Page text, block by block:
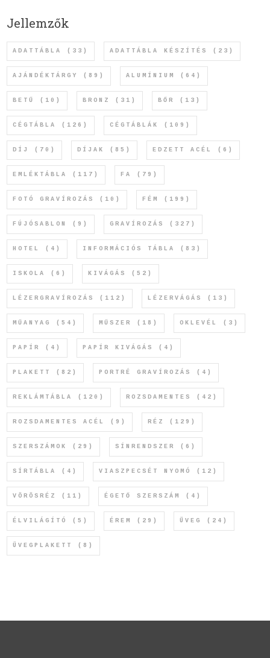
Jellemzők
ADATTÁBLA (33) ADATTÁBLA KÉSZÍTÉS (23)
AJÁNDÉKTÁRGY (89) ALUMÍNIUM (64)
BETŰ (10) BRONZ (31) BŐR (13)
CÉGTÁBLA (126) CÉGTÁBLÁK (109)
DÍJ (70) DÍJAK (85) EDZETT ACÉL (6)
EMLÉKTÁBLA (117) FA (79)
FOTÓ GRAVÍROZÁS (10) FÉM (199)
FÚJÓSABLON (9) GRAVÍROZÁS (327)
HOTEL (4) INFORMÁCIÓS TÁBLA (83)
ISKOLA (6) KIVÁGÁS (52)
LÉZERGRAVÍROZÁS (112) LÉZERVÁGÁS (13)
MŰANYAG (54) MŰSZER (18) OKLEVÉL (3)
PAPÍR (4) PAPÍR KIVÁGÁS (4)
PLAKETT (82) PORTRÉ GRAVÍROZÁS (4)
REKLÁMTÁBLA (120) ROZSDAMENTES (42)
ROZSDAMENTES ACÉL (9) RÉZ (129)
SZERSZÁMOK (29) SÍNRENDSZER (6)
SÍRTÁBLA (4) VIASZPECSÉT NYOMÓ (12)
VÖRÖSRÉZ (11) ÉGETŐ SZERSZÁM (4)
ÉLVILÁGÍTÓ (5) ÉREM (29) ÜVEG (24)
ÜVEGPLAKETT (8)